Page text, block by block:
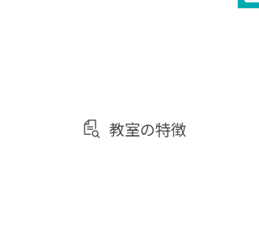
教室の特徴